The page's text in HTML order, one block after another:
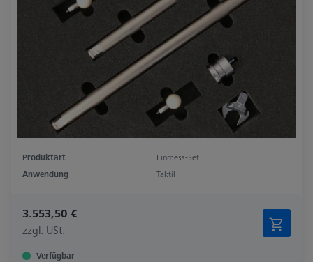
Produktart
Einmess-Set
Anwendung
Taktil
3.553,50 €
zzgl. USt.
Verfügbar